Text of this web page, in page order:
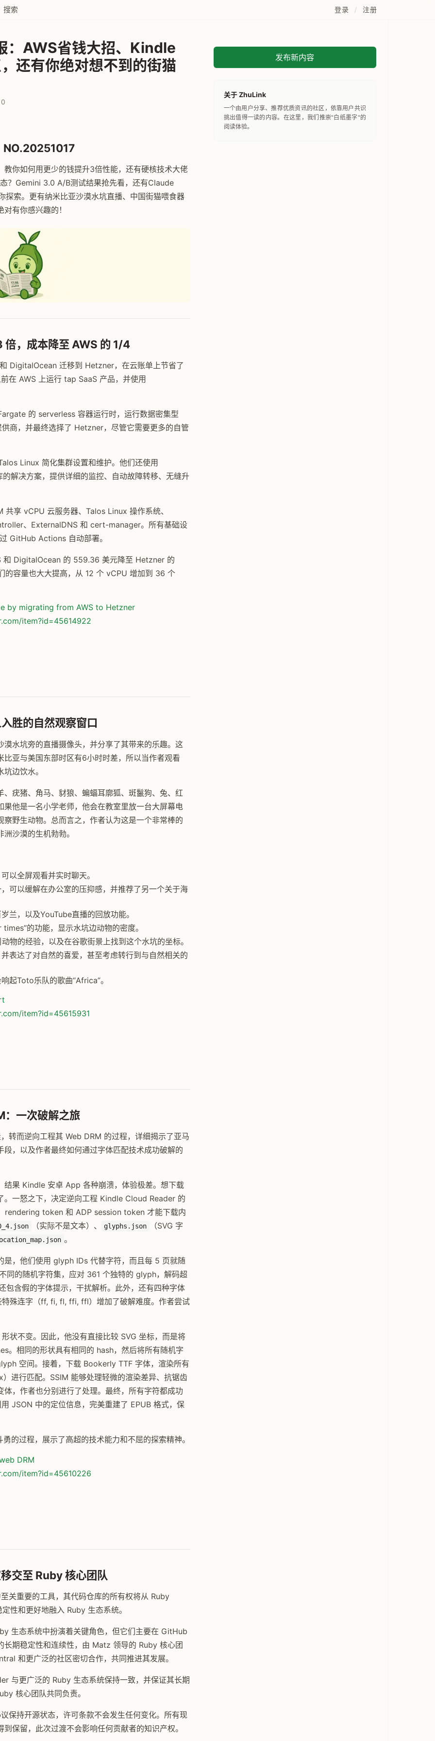
搜索 登录 / 注册
：AWS省钱大招、Kindle
还有你绝对想不到的街猫
0
NO.20251017
你如何用更少的钱提升3倍性能，还有硬核技术大佬
？Gemini 3.0 A/B测试结果抢先看，还有Claude
索。更有纳米比亚沙漠水坑直播、中国街猫喂食器
有你感兴趣的！
，成本降至 AWS 的 1/4
DigitalOcean 迁移到 Hetzner，在云账单上节省了
在 AWS 上运行 tap SaaS 产品，并使用
的 serverless 容器运行时，运行数据密集型
商，并最终选择了 Hetzner，尽管它需要更多的自管
Linux 简化集群设置和维护。他们还使用
解决方案，提供详细的监控、自动故障转移、无缝升
享 vCPU 云服务器、Talos Linux 操作系统、
、ExternalDNS 和 cert-manager。所有基础设
GitHub Actions 自动部署。
和 DigitalOcean 的 559.36 美元降至 Hetzner 的
的容量也大大提高，从 12 个 vCPU 增加到 36 个
by migrating from AWS to Hetzner
item?id=45614922
胜的自然观察窗口
水坑旁的直播摄像头，并分享了其带来的乐趣。这
亚与美国东部时区有6小时时差，所以当作者观看
边饮水。
疣猪、角马、豺狼、蝙蝠耳廓狐、斑鬣狗、兔、红
他是一名小学老师，他会在教室里放一台大屏幕电
野生动物。总而言之，作者认为这是一个非常棒的
沙漠的生机勃勃。
以全屏观看并实时聊天。
可以缓解在办公室的压抑感，并推荐了另一个关于海
，以及YouTube直播的回放功能。
的功能，显示水坑边动物的密度。
物的经验，以及在谷歌街景上找到这个水坑的坐标。
表达了对自然的喜爱，甚至考虑转行到与自然相关的
起Toto乐队的歌曲“Africa”。
item?id=45615931
一次破解之旅
转而逆向工程其 Web DRM 的过程，详细揭示了亚马
，以及作者最终如何通过字体匹配技术成功破解的
结果 Kindle 安卓 App 各种崩溃，体验极差。想下载
。一怒之下，决定逆向工程 Kindle Cloud Reader 的
rendering token 和 ADP session token 才能下载内
（实际不是文本）、 glyphs.json （SVG 字
。
是，他们使用 glyph IDs 代替字符，而且每 5 页就随
同的随机字符集，应对 361 个独特的 glyph，解码超
含假的字体提示，干扰解析。此外，还有四种字体
殊连字（ff, fi, fl, ffi, ffl）增加了破解难度。作者尝试
状不变。因此，他没有直接比较 SVG 坐标，而是将
。相同的形状具有相同的 hash，然后将所有随机字
空间。接着，下载 Bookerly TTF 字体，渲染所有
进行匹配。SSIM 能够处理轻微的渲染差异、抗锯齿
，作者也分别进行了处理。最终，所有字符都成功
JSON 中的定位信息，完美重建了 EPUB 格式，保
的过程，展示了高超的技术能力和不屈的探索精神。
DRM
item?id=45610226
交至 Ruby 核心团队
关重要的工具，其代码仓库的所有权将从 Ruby
性和更好地融入 Ruby 生态系统。
生态系统中扮演着关键角色，但它们主要在 GitHub
期稳定性和连续性，由 Matz 领导的 Ruby 核心团
和更广泛的社区密切合作，共同推进其发展。
与更广泛的 Ruby 生态系统保持一致，并保证其长期
核心团队共同负责。
保持开源状态，许可条款不会发生任何变化。所有现
保留，此次过渡不会影响任何贡献者的知识产权。
发布新内容
关于 ZhuLink
一个由用户分享、推荐优质资讯的社区，依靠用户共识
挑出值得一读的内容。在这里，我们推崇"白纸墨字"的
阅读体验。